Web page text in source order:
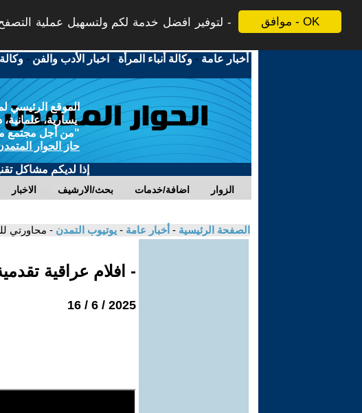
موافق - OK
لتوفير افضل خدمة لكم ولتسهيل عملية
أخبار عامة -وكالة أنباء المرأة - اخبار الأدب والفن -
الموقع الرئيسي
يسارية،
"من أجل مجتمع
حاز الحوار
إذا لديكم مشاكل
الاخبار بحث/الارشيف اضافة/خدمات الزوار
الصفحة الرئيسية - أخبار عامة - يوتيوب التمدن - محاورتي
- افلام عراقية
2025 / 6 / 16